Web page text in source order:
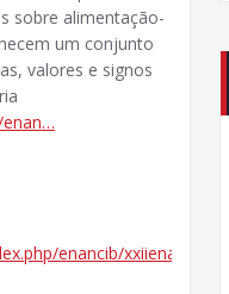
sobre alimentação-
um conjunto
valores e signos
enan…
enancib/xxiienancib/